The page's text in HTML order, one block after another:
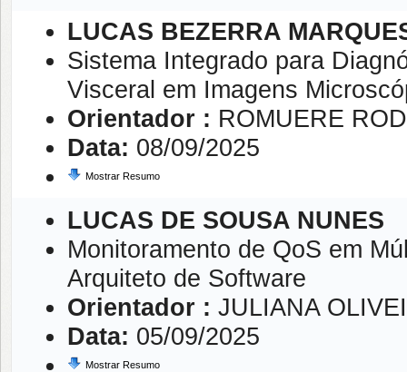
LUCAS BEZERRA
Sistema Integrado para
Visceral em Imagens
Orientador : ROMUERE
Data: 08/09/2025
Mostrar Resumo
LUCAS DE SOUSA NUNES
Monitoramento de QoS em
Arquiteto de Software
Orientador : JULIANA
Data: 05/09/2025
Mostrar Resumo